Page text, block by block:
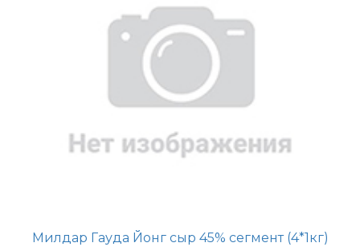
Милдар Гауда Йонг сыр 45% сегмент (4*1кг)